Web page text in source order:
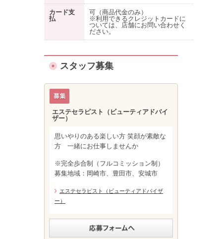
カード支
払
可（商品代金のみ）
※利用できるクレジットカードに
ついては、店舗にお問い合わせく
ださい。
スタッフ募集
エステセラピスト（ビューティアドバイ
ザー）
思いやりのある楽しい方 笑顔が素敵な
方 一緒にお仕事しませんか
※完全歩合制（フルコミッション制）
募集地域：岡崎市、豊田市、安城市
エステセラピスト（ビューティアドバイザ
ー）